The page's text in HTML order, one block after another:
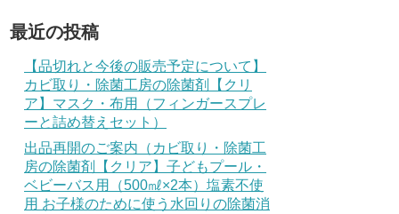
最近の投稿
【品切れと今後の販売予定について】
カビ取り・除菌工房の除菌剤【クリ
ア】マスク・布用（フィンガースプレ
ーと詰め替えセット）
出品再開のご案内（カビ取り・除菌工
房の除菌剤【クリア】子どもプール・
ベビーバス用（500㎖×2本）塩素不使
用 お子様のために使う水回りの除菌消